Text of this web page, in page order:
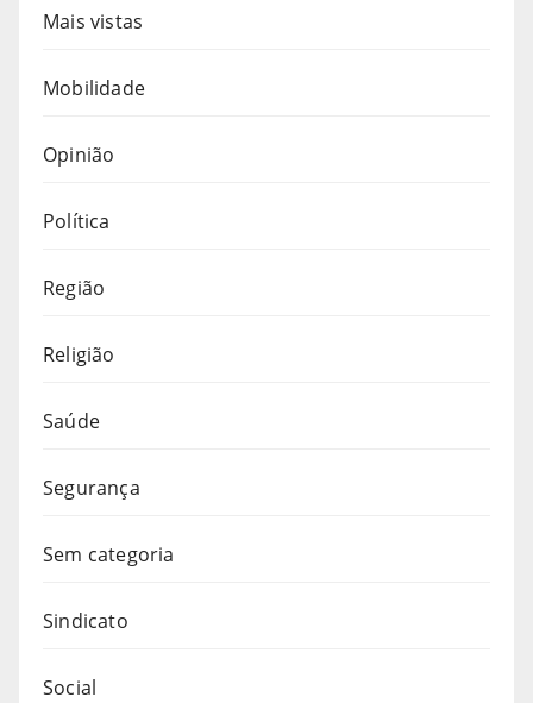
Mais vistas
Mobilidade
Opinião
Política
Região
Religião
Saúde
Segurança
Sem categoria
Sindicato
Social